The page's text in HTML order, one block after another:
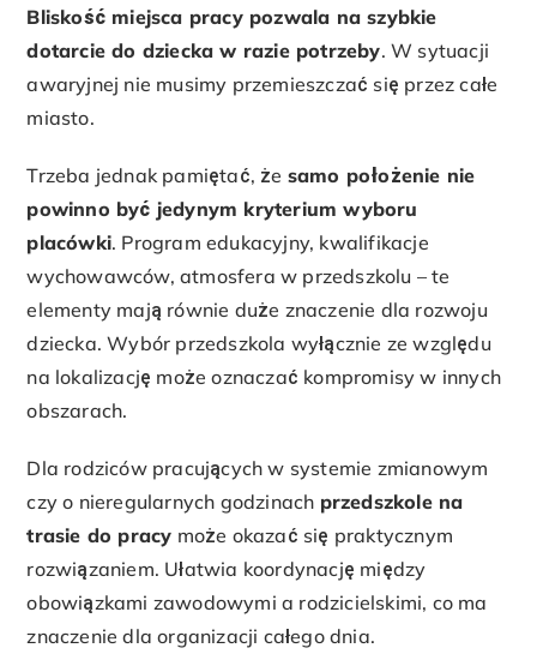
Bliskość miejsca pracy pozwala na szybkie
dotarcie do dziecka w razie potrzeby. W sytuacji
awaryjnej nie musimy przemieszczać się przez całe
miasto.
Trzeba jednak pamiętać, że samo położenie nie
powinno być jedynym kryterium wyboru
placówki. Program edukacyjny, kwalifikacje
wychowawców, atmosfera w przedszkolu – te
elementy mają równie duże znaczenie dla rozwoju
dziecka. Wybór przedszkola wyłącznie ze względu
na lokalizację może oznaczać kompromisy w innych
obszarach.
Dla rodziców pracujących w systemie zmianowym
czy o nieregularnych godzinach przedszkole na
trasie do pracy może okazać się praktycznym
rozwiązaniem. Ułatwia koordynację między
obowiązkami zawodowymi a rodzicielskimi, co ma
znaczenie dla organizacji całego dnia.